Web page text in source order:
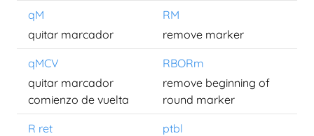
qM
RM
quitar marcador
remove marker
qMCV
RBORm
quitar marcador
comienzo de vuelta
remove beginning of
round marker
R ret
ptbl